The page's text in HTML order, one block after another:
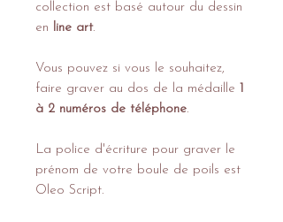
collection est basé autour du dessin
en line art.
Vous pouvez si vous le souhaitez,
faire graver au dos de la médaille 1
à 2 numéros de téléphone.
La police d'écriture pour graver le
prénom de votre boule de poils est
Oleo Script.